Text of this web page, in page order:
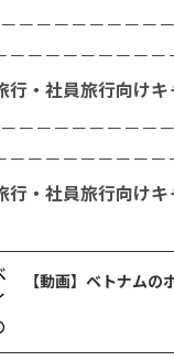
－－－－－－－－
－－－－－－－－－
行・社員旅行向け
－－－－－－－－
－－－－－－－－－
行・社員旅行向け